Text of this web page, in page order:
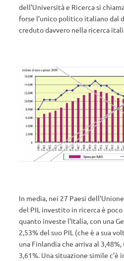
dell’Università e Ricerca si
forse l’unico politico italiano dal
creduto davvero nella ricerca
In media, nei 27 Paesi
del PIL investito in ricerca è
quanto investe l’Italia, con una
2,53% del suo PIL (che è a sua
una Finlandia che arriva al
3,61%. Una situazione simile c’è